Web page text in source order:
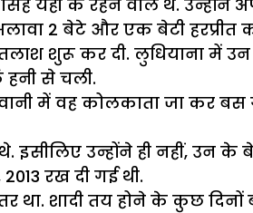
यहीं के रहने वाले थे.
2 बेटे और एक बेटी हरप्रीत
शुरू कर दी. लुधियाना में उन
हनी से चली.
में वह कोलकाता जा कर बस
उन्होंने ही नहीं, उन के
रख दी गई थी.
शादी तय होने के कुछ